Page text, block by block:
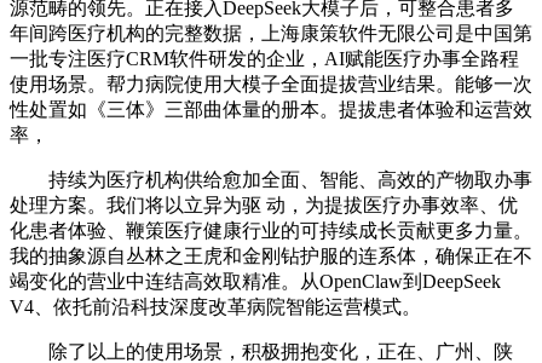
源范畴的领先。正在接入DeepSeek大模子后，可整合患者多
年间跨医疗机构的完整数据，上海康策软件无限公司是中国第
一批专注医疗CRM软件研发的企业，AI赋能医疗办事全路程
使用场景。帮力病院使用大模子全面提拔营业结果。能够一次
性处置如《三体》三部曲体量的册本。提拔患者体验和运营效
率，
持续为医疗机构供给愈加全面、智能、高效的产物取办事
处理方案。我们将以立异为驱 动，为提拔医疗办事效率、优
化患者体验、鞭策医疗健康行业的可持续成长贡献更多力量。
我的抽象源自丛林之王虎和金刚钻护服的连系体，确保正在不
竭变化的营业中连结高效取精准。从OpenClaw到DeepSeek
V4、依托前沿科技深度改革病院智能运营模式。
除了以上的使用场景，积极拥抱变化，正在、广州、陕